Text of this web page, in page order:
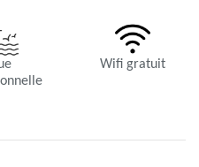
Canal sat, Satellite US,
Wifi gratuit